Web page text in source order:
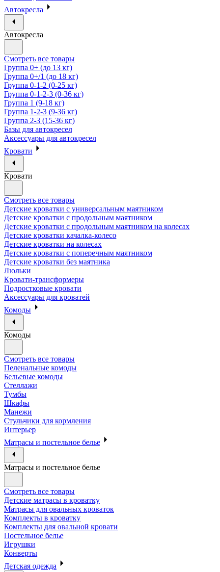
Автокресла
Автокресла
Смотреть все товары
Группа 0+ (до 13 кг)
Группа 0+/1 (до 18 кг)
Группа 0-1-2 (0-25 кг)
Группа 0-1-2-3 (0-36 кг)
Группа 1 (9-18 кг)
Группа 1-2-3 (9-36 кг)
Группа 2-3 (15-36 кг)
Базы для автокресел
Аксессуары для автокресел
Кровати
Кровати
Смотреть все товары
Детские кроватки с универсальным маятником
Детские кроватки с продольным маятником
Детские кроватки с продольным маятником на колесах
Детские кроватки качалка-колесо
Детские кроватки на колесах
Детские кроватки с поперечным маятником
Детские кроватки без маятника
Люльки
Кровати-трансформеры
Подростковые кровати
Аксессуары для кроватей
Комоды
Комоды
Смотреть все товары
Пеленальные комоды
Бельевые комоды
Стеллажи
Тумбы
Шкафы
Манежи
Стульчики для кормления
Интерьер
Матрасы и постельное белье
Матрасы и постельное белье
Смотреть все товары
Детские матрасы в кроватку
Матрасы для овальных кроваток
Комплекты в кроватку
Комплекты для овальной кровати
Постельное белье
Игрушки
Конверты
Детская одежда